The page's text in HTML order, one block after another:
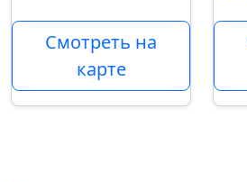
Смотреть на
карте